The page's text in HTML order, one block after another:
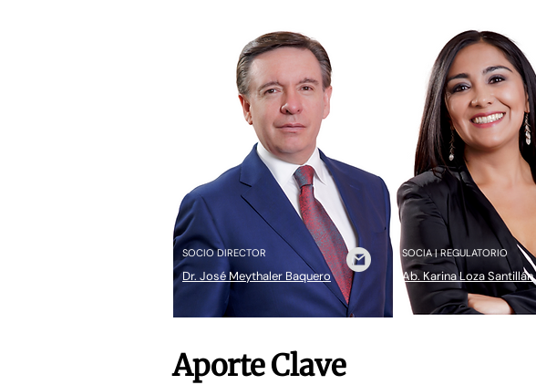
SOCIO DIRECTOR
Dr. José Meythaler Baquero
SOCIA | REGULATORIO
Ab. Karina Loza Santillán
Aporte Clave